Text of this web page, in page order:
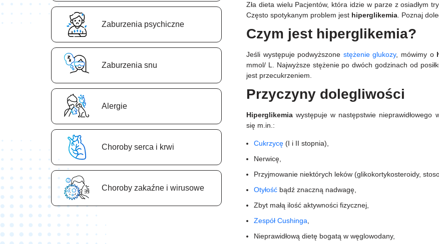
Zaburzenia psychiczne
Zaburzenia snu
Аlergie
Сhoroby serca i krwi
Сhoroby zakaźne i wirusowe
Zła dieta wielu Pacjentów, która idzie w parze z osiadłym
Często spotykanym problem jest hiperglikemia . Poznaj
Czym jest hiperglikemia?
Jeśli występuje podwyższone stężenie glukozy, mówimy o
mmol/ L. Najwyższe stężenie po dwóch godzinach od
jest przecukrzeniem.
Przyczyny dolegliwości
Hiperglikemia występuje w następstwie nieprawidłowego
się m.in.:
Cukrzycę (I i II stopnia),
Nerwicę,
Przyjmowanie niektórych leków (glikokortykosteroidy,
Otyłość bądź znaczną nadwagę,
Zbyt małą ilość aktywności fizycznej,
Zespół Cushinga
Nieprawidłową dietę bogatą w węglowodany,